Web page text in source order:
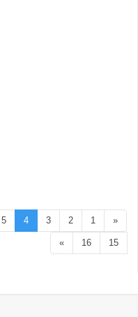
«
1
2
3
4
5
15
16
»